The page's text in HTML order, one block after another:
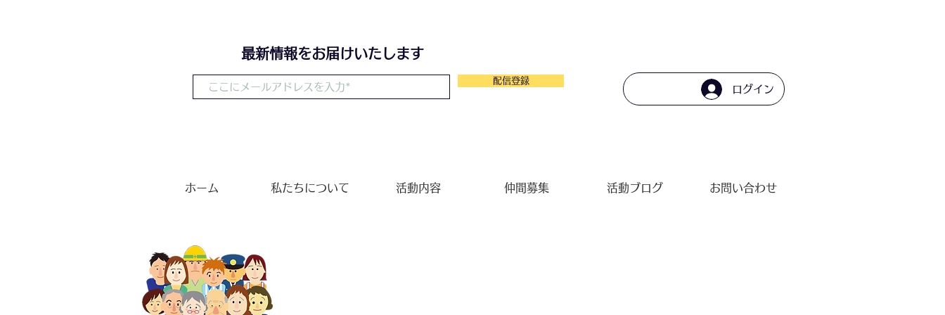
​最新情報をお届けいたします
配信登録
ログイン
ホーム 私たちについて 活動内容 仲間募集 活動ブログ お問い合わせ